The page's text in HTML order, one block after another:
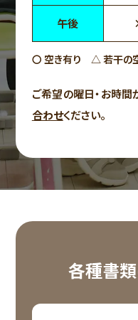
午後
〇 空き有り △ 若干の
ご希望の曜日・お時
合わせください。
各種書